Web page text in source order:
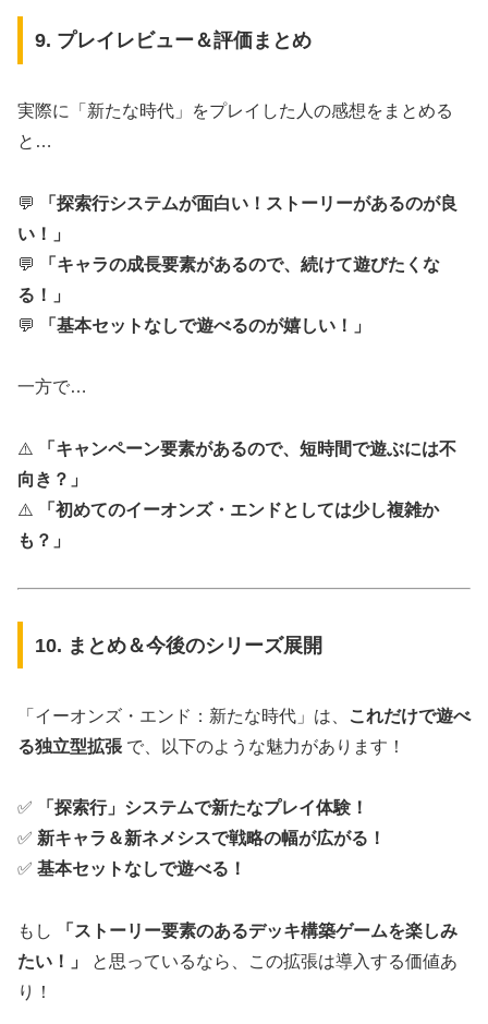
9. プレイレビュー＆評価まとめ
実際に「新たな時代」をプレイした人の感想をまとめる
と…
💬
「探索行システムが面白い！ストーリーがあるのが良
い！」
💬
「キャラの成長要素があるので、続けて遊びたくな
る！」
💬
「基本セットなしで遊べるのが嬉しい！」
一方で…
⚠️
「キャンペーン要素があるので、短時間で遊ぶには不
向き？」
⚠️
「初めてのイーオンズ・エンドとしては少し複雑か
も？」
10. まとめ＆今後のシリーズ展開
「イーオンズ・エンド：新たな時代」は、
これだけで遊べ
る独立型拡張 で、以下のような魅力があります！
✅
「探索行」システムで新たなプレイ体験！
✅ 新キャラ＆新ネメシスで戦略の幅が広がる！
✅ 基本セットなしで遊べる！
もし
「ストーリー要素のあるデッキ構築ゲームを楽しみ
たい！」
と思っているなら、この拡張は導入する価値あ
り！